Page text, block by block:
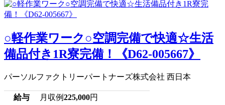
○軽作業ワーク○空調完備で快適☆生活
備品付き1R寮完備！《D62-005667》
パーソルファクトリーパートナーズ株式会社 西日本
給与 月収例225,000円